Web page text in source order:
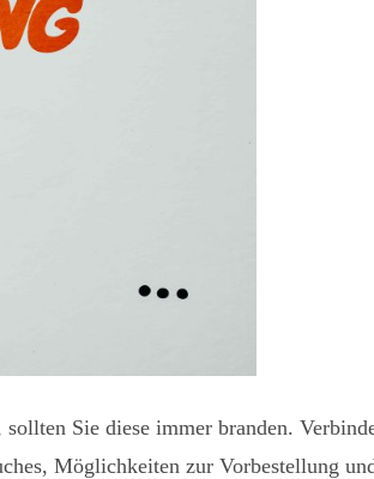
Sie diese immer branden.
Möglichkeiten zur Vorbestellung